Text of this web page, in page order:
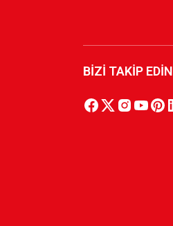
BİZİ TAKİP EDİN